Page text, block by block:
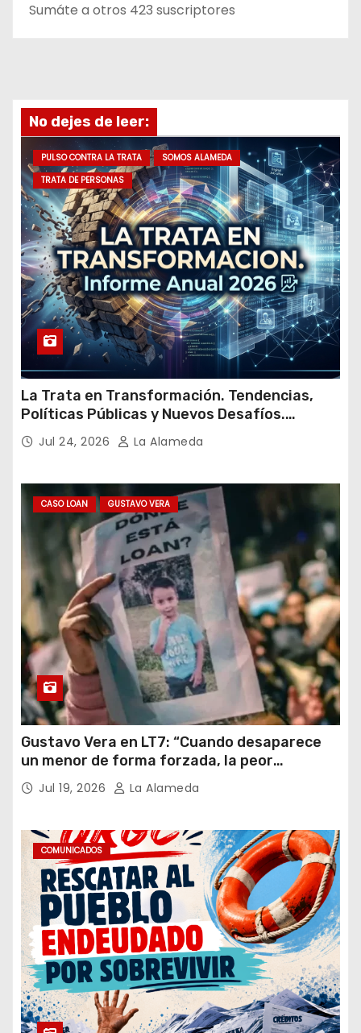
i
e
e
m
a
i
Sumáte a otros 423 suscriptores
No dejes de leer:
PULSO CONTRA LA TRATA
SOMOS ALAMEDA
TRATA DE PERSONAS
La Trata en Transformación. Tendencias,
Políticas Públicas y Nuevos Desafíos.
Argentina y el Mundo – Julio 2026
Jul 24, 2026 La Alameda
CASO LOAN GUSTAVO VERA
Gustavo Vera en LT7: “Cuando desaparece
un menor de forma forzada, la peor
hipótesis es trata, y así debe seguir
caratulado el caso Loan”
Jul 19, 2026 La Alameda
COMUNICADOS